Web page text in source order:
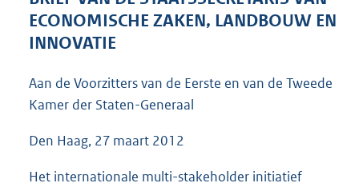
ECONOMISCHE ZAKEN, LANDBOUW EN
INNOVATIE
Aan de Voorzitters van de Eerste en van de Tweede
Kamer der Staten-Generaal
Den Haag, 27 maart 2012
Het internationale multi-stakeholder initiatief